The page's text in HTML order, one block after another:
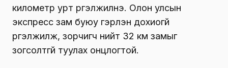
километр урт үргэлжилнэ. Олон улсын
экспресс зам буюу гэрлэн дохиогүй
үргэлжилж, зорчигч нийт 32 км замыг
зогсолтгүй туулах онцлогтой.